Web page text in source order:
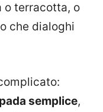
o terracotta, o
che dialoghi
semplice,